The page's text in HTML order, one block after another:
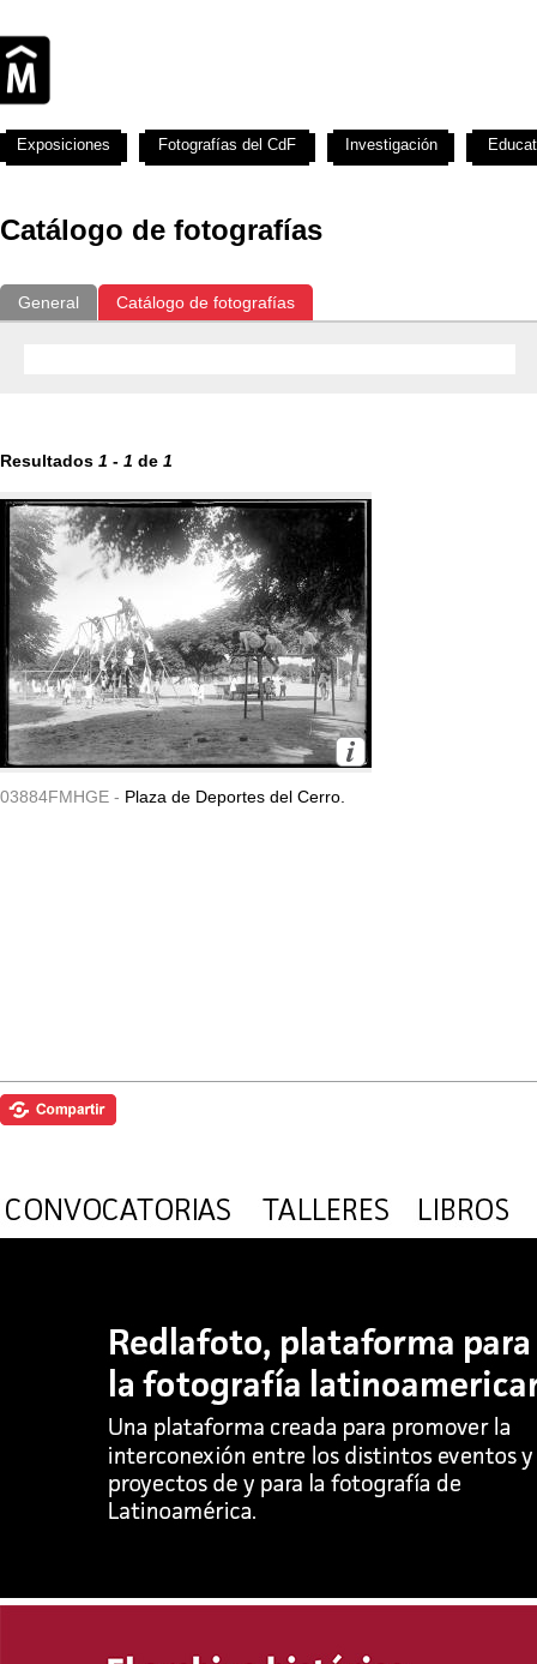
Catálogo de fotografías
General Catálogo de fotografías
Resultados 1 - 1 de 1
03884FMHGE - Plaza de Deportes del Cerro.
Exposiciones Fotografías del CdF Investigación